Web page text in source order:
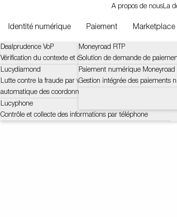
Identité numérique
Dealprudence VoP
Vérification du contexte et des défis du bénéficiaire (VOP)
Lucydiamond
Lutte contre la fraude par vérification certifiée et
automatique des coordonnées bancaires
Lucyphone
Contrôle et collecte des informations par téléphone
Paiement
Moneyroad RTP
Solution de demande de
Paiement numérique Moneyroad
Gestion intégrée des paiements
Marketplace
A propos de nousLa